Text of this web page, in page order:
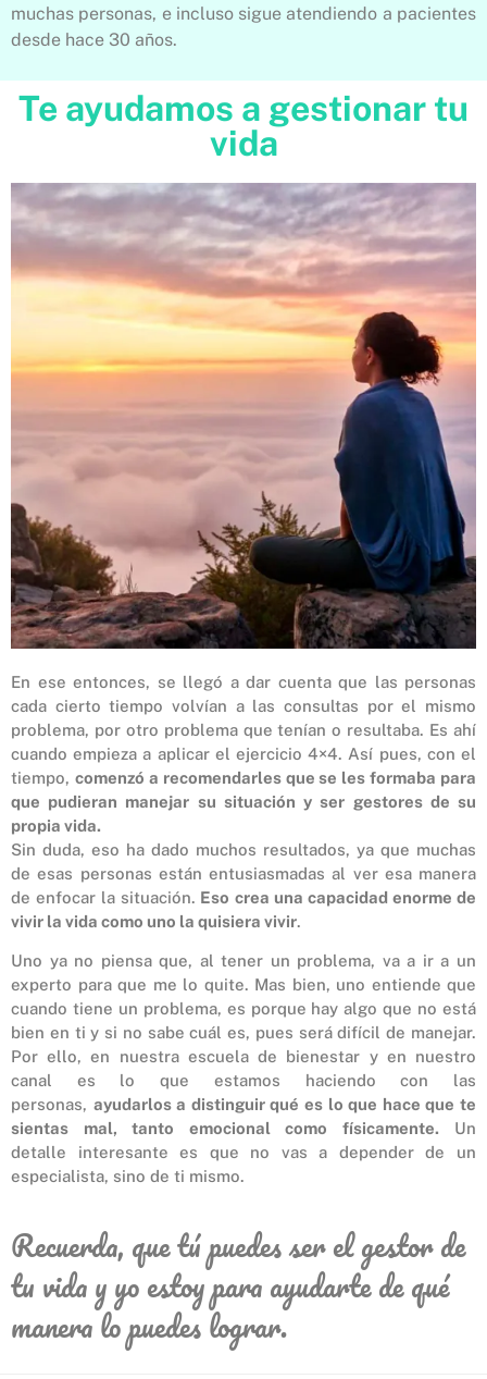
muchas personas, e incluso sigue atendiendo a pacientes
desde hace 30 años.
Te ayudamos a gestionar tu
vida
En ese entonces, se llegó a dar cuenta que las personas
cada cierto tiempo volvían a las consultas por el mismo
problema, por otro problema que tenían o resultaba. Es ahí
cuando empieza a aplicar el ejercicio 4×4. Así pues, con el
tiempo, comenzó a recomendarles que se les formaba para
que pudieran manejar su situación y ser gestores de su
propia vida.
Sin duda, eso ha dado muchos resultados, ya que muchas
de esas personas están entusiasmadas al ver esa manera
de enfocar la situación. Eso crea una capacidad enorme de
vivir la vida como uno la quisiera vivir.
Uno ya no piensa que, al tener un problema, va a ir a un
experto para que me lo quite. Mas bien, uno entiende que
cuando tiene un problema, es porque hay algo que no está
bien en ti y si no sabe cuál es, pues será difícil de manejar.
Por ello, en nuestra escuela de bienestar y en nuestro
canal es lo que estamos haciendo con las
personas, ayudarlos a distinguir qué es lo que hace que te
sientas mal, tanto emocional como físicamente. Un
detalle interesante es que no vas a depender de un
especialista, sino de ti mismo.
Recuerda, que tú puedes ser el gestor de
tu vida y yo estoy para ayudarte de qué
manera lo puedes lograr.